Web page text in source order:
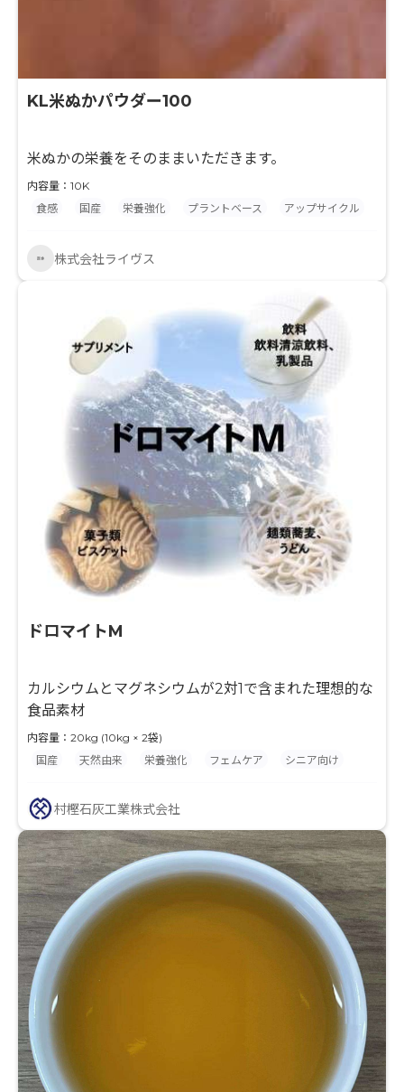
KL米ぬかパウダー100
米ぬかの栄養をそのままいただきます。
内容量：10K
食感
国産 栄養強化 プラントベース アップサイクル
株式会社ライヴス
ドロマイトM
カルシウムとマグネシウムが2対1で含まれた理想的な
食品素材
内容量：20kg (10kg × 2袋)
国産
天然由来 栄養強化 フェムケア シニア向け
村樫石灰工業株式会社